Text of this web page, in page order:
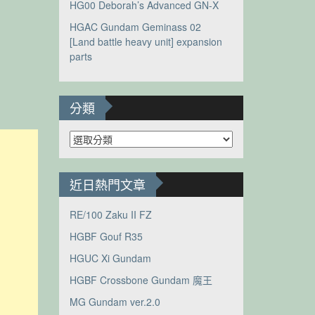
HG00 Deborah’s Advanced GN-X
HGAC Gundam Geminass 02
[Land battle heavy unit] expansion
parts
分類
分
類
近日熱門文章
RE/100 Zaku II FZ
HGBF Gouf R35
HGUC Xi Gundam
HGBF Crossbone Gundam 魔王
MG Gundam ver.2.0